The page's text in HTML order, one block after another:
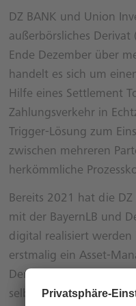
DZ BANK und Union
außerbörsliches Derivat
Ende Dezember über
handelt es sich um
Hilfe eines Settlement
Zahlungsverkehr in
Trigger-Lösung zum
zwischen mehreren
herkömmliche
Bereits 2021 hat die
mit der BayernLB und
digital realisiert
erstmalig ein Asset-
Derivaten befähigt.
selbstentwickelten